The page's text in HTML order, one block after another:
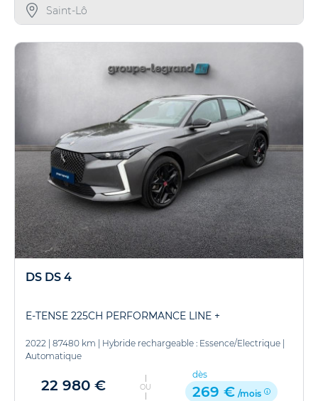
Saint-Lô
DS DS 4
E-TENSE 225CH PERFORMANCE LINE +
2022 87480 km Hybride rechargeable : Essence/Electrique
Automatique
22 980 € OU
dès
269 € /mois